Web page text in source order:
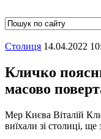
Столиця 14.04.2022
Кличко
масово
Мер Києва Віталій
виїхали зі столиці,